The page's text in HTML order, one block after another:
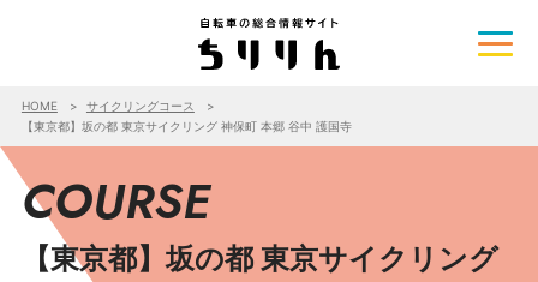
HOME
サイクリングコース
【東京都】坂の都 東京サイクリング 神保町 本郷 谷中 護国寺
COURSE
【東京都】坂の都 東京サイクリング